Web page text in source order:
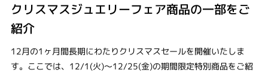
クリスマスジュエリーフェア商品の一部をご
紹介
12月の1ヶ月間長期にわたりクリスマスセールを開催いたしま
す。ここでは、12/1(火)～12/25(金)の期間限定特別商品をご紹